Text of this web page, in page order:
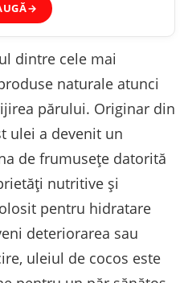
→
dintre cele mai
naturale atunci
părului. Originar din
ulei a devenit un
de frumusețe datorită
nutritive și
pentru hidratare
deteriorarea sau
uleiul de cocos este